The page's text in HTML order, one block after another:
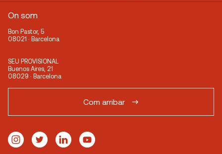
On som
Bon Pastor, 5
08021 · Barcelona
SEU PROVISIONAL
Buenos Aires, 21
08029 · Barcelona
Com arribar